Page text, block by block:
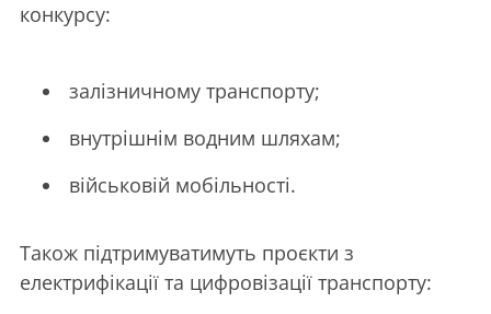
конкурсу:
залізничному транспорту;
внутрішнім водним шляхам;
військовій мобільності.
Також підтримуватимуть проєкти з
електрифікації та цифровізації транспорту: